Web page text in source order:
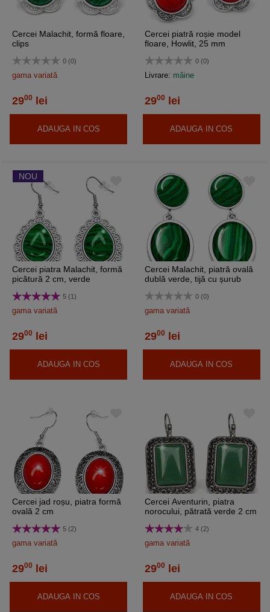
Cercei Malachit, formă floare,
clips
0 (0)
gama variată
2900 lei
ADAUGA IN COS
Cercei piatră roșie model
floare, Howlit, 25 mm
0 (0)
Livrare: mâine
2900 lei
ADAUGA IN COS
NOU
Cercei piatra Malachit, formă
picătură 2 cm, verde
5 (1)
gama variată
2900 lei
ADAUGA IN COS
Cercei Malachit, piatră ovală
dublă verde, tijă cu șurub
0 (0)
gama variată
2900 lei
ADAUGA IN COS
Cercei jad roșu, piatra formă
ovală 2 cm
5 (2)
gama variată
2900 lei
ADAUGA IN COS
Cercei Aventurin, piatra
norocului, pătrată verde 2 cm
4 (2)
gama variată
2900 lei
ADAUGA IN COS